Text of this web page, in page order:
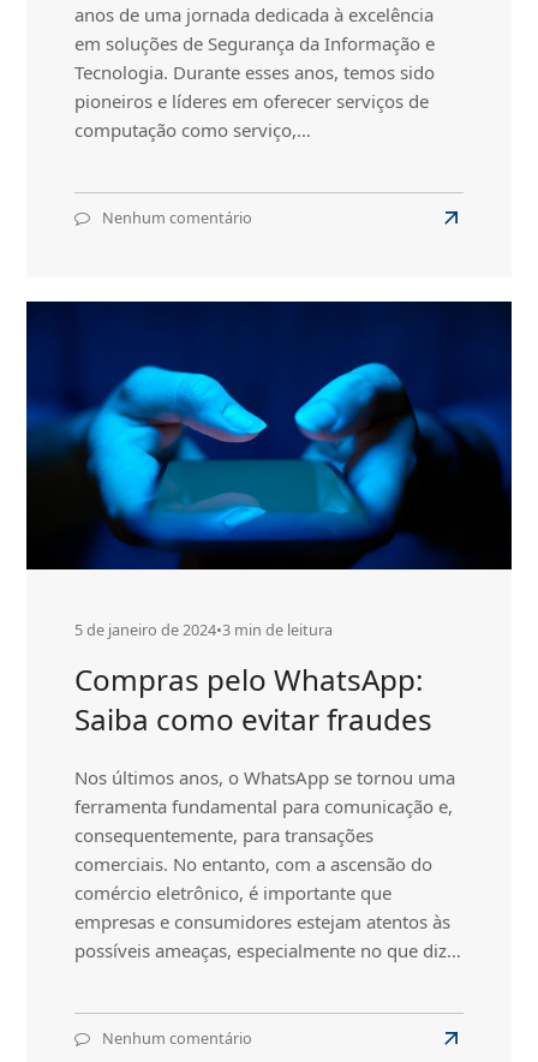
anos de uma jornada dedicada à excelência
em soluções de Segurança da Informação e
Tecnologia. Durante esses anos, temos sido
pioneiros e líderes em oferecer serviços de
computação como serviço,…
Nenhum comentário
Segurança
da
Informação
Read
anos
de
excelência
da
Informação
5 de janeiro de 2024•3 min de leitura
Compras pelo WhatsApp:
Saiba como evitar fraudes
Nos últimos anos, o WhatsApp se tornou uma
ferramenta fundamental para comunicação e,
consequentemente, para transações
comerciais. No entanto, com a ascensão do
comércio eletrônico, é importante que
empresas e consumidores estejam atentos às
possíveis ameaças, especialmente no que diz…
Nenhum comentário
Read